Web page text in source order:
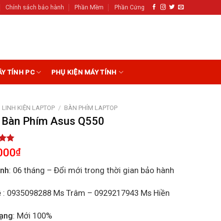
Chính sách bảo hành Phần Mềm Phần Cứng
TÍNH PC PHỤ KIỆN MÁY TÍNH
LINH KIỆN LAPTOP / BÀN PHÍM LAPTOP
Phím Asus Q550
₫
: 06 tháng – Đổi mới trong thời gian bảo hành
: 0935098288 Ms Trâm – 0929217943 Ms Hiền
: Mới 100%